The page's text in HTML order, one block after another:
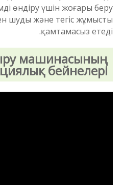
өндіру үшін жоғары беру
шуды және тегіс жұмысты
қамтамасыз етеді.
машинасының
бейнелері